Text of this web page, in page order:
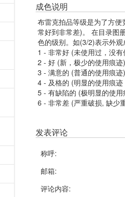
成色说明
布雷克拍品等级是为了方
常好到非常差)。 在目录图
色的级别。如(3/2)表示外
1 - 非常好 (未使用过，没
2 - 好 (新，极少的使用痕迹)
3 - 满意的 (普通的使用痕迹)
4 - 及格的 (明显的使用痕
5 - 有缺陷的 (极明显的使
6 - 非常差 (严重破损, 缺少
发表评论
称呼:
邮箱:
评论内容: